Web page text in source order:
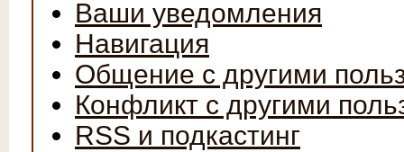
Ваши уведомления
Навигация
Общение с другими
Конфликт с другими
RSS и подкастинг